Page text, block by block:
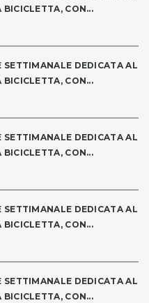
CON...
SETTIMANALE DEDICATA AL
CON...
SETTIMANALE DEDICATA AL
CON...
SETTIMANALE DEDICATA AL
CON...
SETTIMANALE DEDICATA AL
CON...